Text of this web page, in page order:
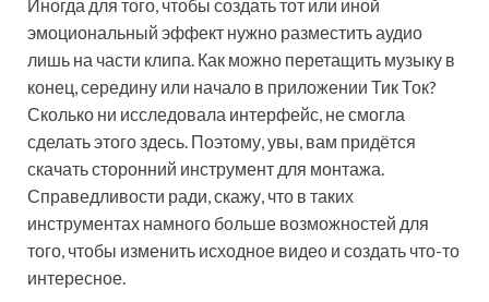
Иногда для того, чтобы создать тот или иной
эмоциональный эффект нужно разместить аудио
лишь на части клипа. Как можно перетащить музыку в
конец, середину или начало в приложении Тик Ток?
Сколько ни исследовала интерфейс, не смогла
сделать этого здесь. Поэтому, увы, вам придётся
скачать сторонний инструмент для монтажа.
Справедливости ради, скажу, что в таких
инструментах намного больше возможностей для
того, чтобы изменить исходное видео и создать что-то
интересное.